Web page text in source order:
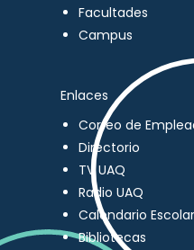
Facultades
Campus
Enlaces
Correo de
Directorio
TV UAQ
Radio UAQ
Calendario Escolar
Bibliotecas